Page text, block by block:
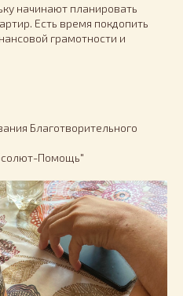
начинают планировать
Есть время покдопить
грамотности и
Благотворительного
Помощь"